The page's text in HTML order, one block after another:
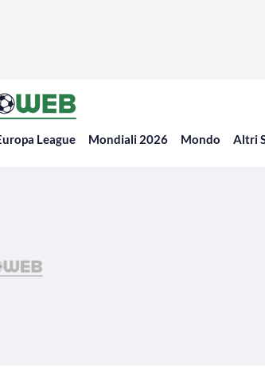
League Mondiali 2026 Mondo Altri